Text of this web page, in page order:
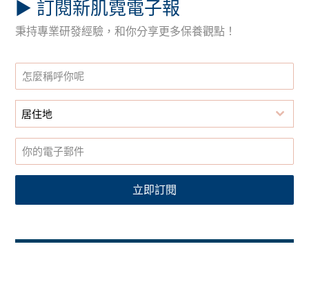
▶︎ 訂閱新肌霓電子報
秉持專業研發經驗，和你分享更多保養觀點！
居住地
立即訂閱